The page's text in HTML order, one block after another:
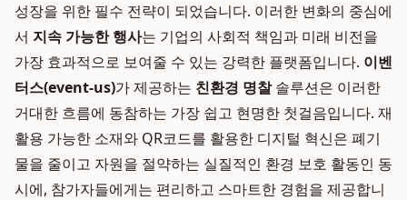
성장을 위한 필수 전략이 되었습니다. 이러한 변화의 중심에
서 지속 가능한 행사는 기업의 사회적 책임과 미래 비전을
가장 효과적으로 보여줄 수 있는 강력한 플랫폼입니다. 이벤
터스(event-us)가 제공하는 친환경 명찰솔루션은 이러한
거대한 흐름에 동참하는 가장 쉽고 현명한 첫걸음입니다. 재
활용 가능한 소재와 QR코드를 활용한 디지털 혁신은 폐기
물을 줄이고 자원을 절약하는 실질적인 환경 보호 활동인 동
시에, 참가자들에게는 편리하고 스마트한 경험을 제공합니